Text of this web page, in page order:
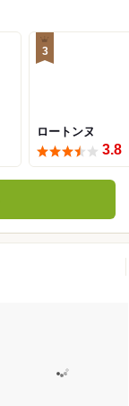
3
ロートンヌ
3.8